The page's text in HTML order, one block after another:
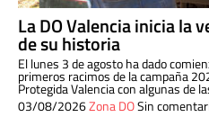
La DO Valencia inicia la
de su historia
El lunes 3 de agosto ha dado
primeros racimos de la campaña
Protegida Valencia con algunas de
03/08/2026Zona DOSin